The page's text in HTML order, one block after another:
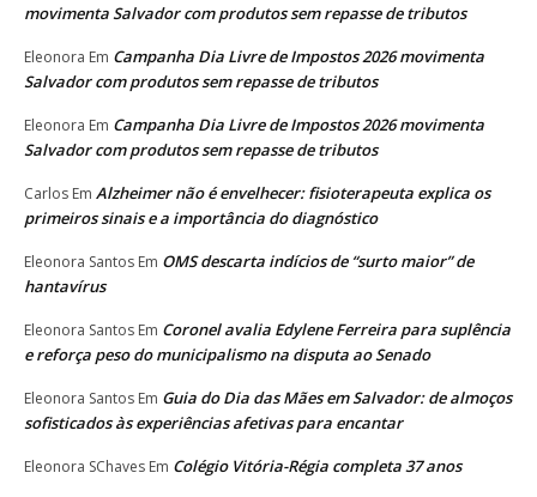
movimenta Salvador com produtos sem repasse de tributos
Eleonora Em Campanha Dia Livre de Impostos 2026 movimenta
Salvador com produtos sem repasse de tributos
Eleonora Em Campanha Dia Livre de Impostos 2026 movimenta
Salvador com produtos sem repasse de tributos
Carlos Em Alzheimer não é envelhecer: fisioterapeuta explica os
primeiros sinais e a importância do diagnóstico
Eleonora Santos Em OMS descarta indícios de “surto maior” de
hantavírus
Eleonora Santos Em Coronel avalia Edylene Ferreira para suplência
e reforça peso do municipalismo na disputa ao Senado
Eleonora Santos Em Guia do Dia das Mães em Salvador: de almoços
sofisticados às experiências afetivas para encantar
Eleonora SChaves Em Colégio Vitória-Régia completa 37 anos